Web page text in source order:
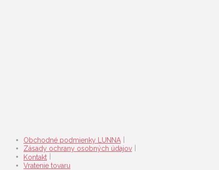
Obchodné podmienky LUNNA
Zásady ochrany osobných údajov
Kontakt
Vratenie tovaru